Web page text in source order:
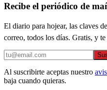
Recibe el periódico de
El diario para hojear, las claves
correo, todos los días. Gratis, y
Al suscribirte aceptas nuestro
baja cuando quieras.